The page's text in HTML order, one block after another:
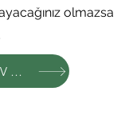
olmazsa
RANDEVU AL